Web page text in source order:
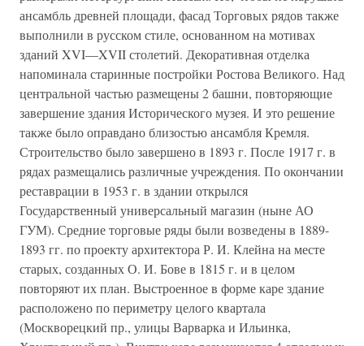
ансамбль древней площади, фасад Торговых рядов также
выполнили в русском стиле, основанном на мотивах
зданий XVI—XVII столетий. Декоративная отделка
напоминала старинные постройки Ростова Великого. Над
центральной частью размещены 2 башни, повторяющие
завершение здания Исторического музея. И это решение
также было оправдано близостью ансамбля Кремля.
Строительство было завершено в 1893 г. После 1917 г. в
рядах размещались различные учреждения. По окончании
реставрации в 1953 г. в здании открылся
Государственный универсальный магазин (ныне АО
ГУМ). Средние торговые ряды были возведены в 1889-
1893 гг. по проекту архитектора Р. И. Клейна на месте
старых, созданных О. И. Бове в 1815 г. и в целом
повторяют их план. Выстроенное в форме каре здание
расположено по периметру целого квартала
(Москворецкий пр., улицы Варварка и Ильинка,